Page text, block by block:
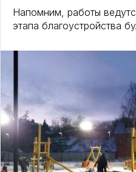
Напомним, работы
этапа благоустройства